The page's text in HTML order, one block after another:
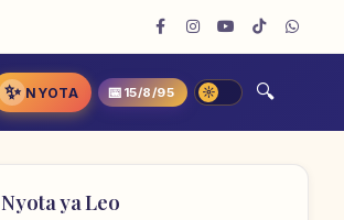
✨ NYOTA 📅 15/8/95
Nyota ya Leo